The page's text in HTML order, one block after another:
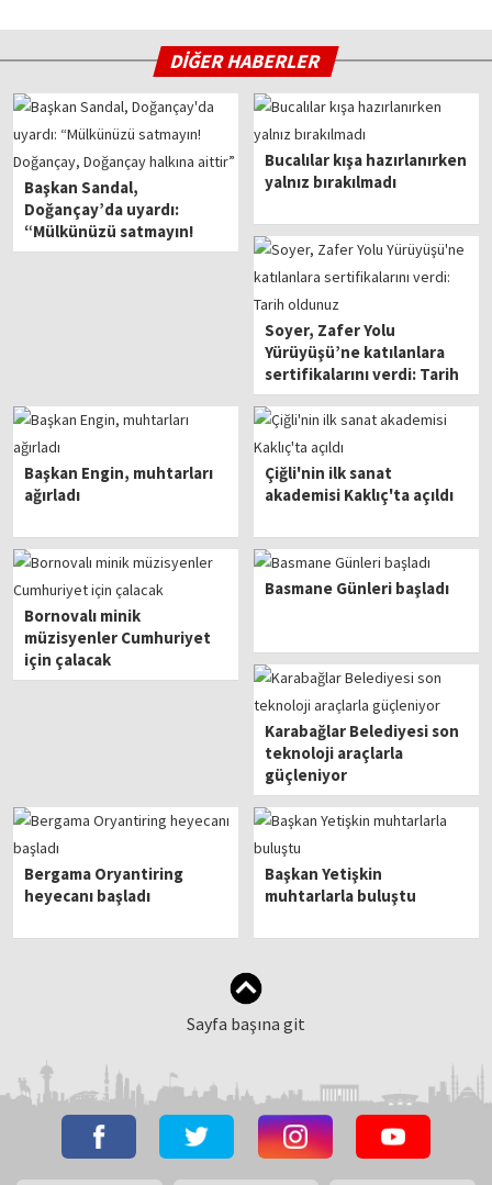
DİĞER HABERLER
Başkan Sandal,
Doğançay’da uyardı:
“Mülkünüzü satmayın!
Doğançay, Doğançay
Bucalılar kışa hazırlanırken
yalnız bırakılmadı
Soyer, Zafer Yolu
Yürüyüşü’ne katılanlara
sertifikalarını verdi: Tarih
oldunuz
Başkan Engin, muhtarları
ağırladı
Çiğli'nin ilk sanat
akademisi Kaklıç'ta açıldı
Bornovalı minik
müzisyenler Cumhuriyet
için çalacak
Basmane Günleri başladı
Karabağlar Belediyesi son
teknoloji araçlarla
güçleniyor
Bergama Oryantiring
heyecanı başladı
Başkan Yetişkin
muhtarlarla buluştu
Sayfa başına git